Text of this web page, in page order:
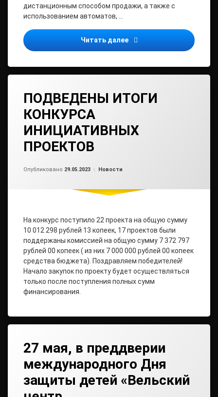
дистанционным способом продажи, а также с
использованием автоматов, …
Читать далее Вниманию
ПОДВЕДЕНЫ ИТОГИ
КОНКУРСА
ИНИЦИАТИВНЫХ
ПРОЕКТОВ
Опубликовано 29.05.2023 Рубрики:
Новости
На конкурс поступило 22 проекта на общую сумму
10 012 298 рублей 13 копеек, 17 проектов были
поддержаны комиссией на общую сумму 7 372 797
рублей 00 копеек ( из них 7 000 000 рублей 00 копеек
средства бюджета). Поздравляем победителей!
Начало закупок по проекту будет осуществляться
только после поступления полных сумм
финансирования.
27 мая, в преддверии
международного Дня
защиты детей «Вельский